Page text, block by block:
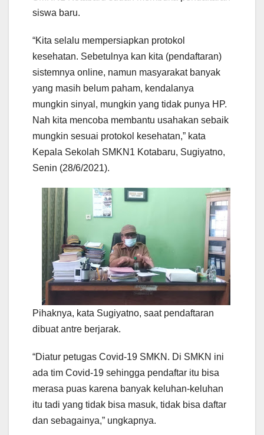
siswa baru.
“Kita selalu mempersiapkan protokol
kesehatan. Sebetulnya kan kita (pendaftaran)
sistemnya online, namun masyarakat banyak
yang masih belum paham, kendalanya
mungkin sinyal, mungkin yang tidak punya HP.
Nah kita mencoba membantu usahakan sebaik
mungkin sesuai protokol kesehatan,” kata
Kepala Sekolah SMKN1 Kotabaru, Sugiyatno,
Senin (28/6/2021).
Pihaknya, kata Sugiyatno, saat pendaftaran
dibuat antre berjarak.
“Diatur petugas Covid-19 SMKN. Di SMKN ini
ada tim Covid-19 sehingga pendaftar itu bisa
merasa puas karena banyak keluhan-keluhan
itu tadi yang tidak bisa masuk, tidak bisa daftar
dan sebagainya,” ungkapnya.